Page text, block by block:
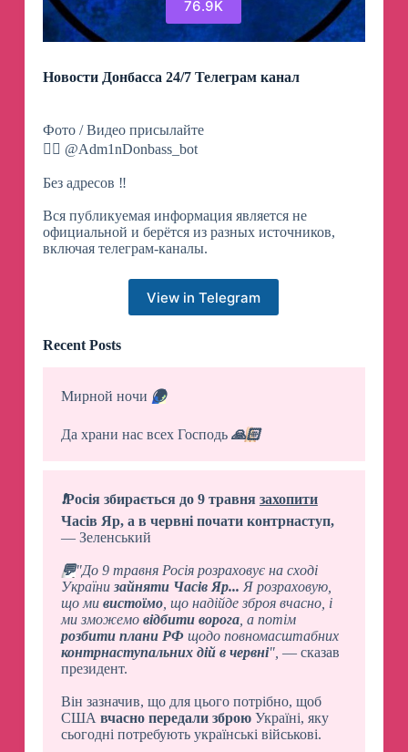
76.9K
Новости Донбасса 24/7 Телеграм канал
Фото / Видео присылайте
👉🏻 @Adm1nDonbass_bot
Без адресов ‼️
Вся публикуемая информация является не
официальной и берётся из разных источников,
включая телеграм-каналы.
View in Telegram
Recent Posts
Мирной ночи 🌍
Да храни нас всех Господь 🙏🏻
❗️Росія збирається до 9 травня захопити
Часів Яр, а в червні почати контрнаступ,
— Зеленський
💬"До 9 травня Росія розраховує на сході
України зайняти Часів Яр... Я розраховую,
що ми вистоїмо, що надійде зброя вчасно, і
ми зможемо відбити ворога, а потім
розбити плани РФщодо повномасштабних
контрнаступальних дій в червні", — сказав
президент.
Він зазначив, що для цього потрібно, щоб
США вчасно передали зброюУкраїні, яку
сьогодні потребують українські військові.